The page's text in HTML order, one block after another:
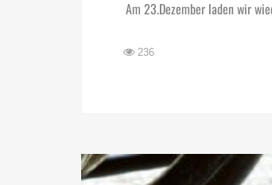
Am 23.Dezember laden wir
236